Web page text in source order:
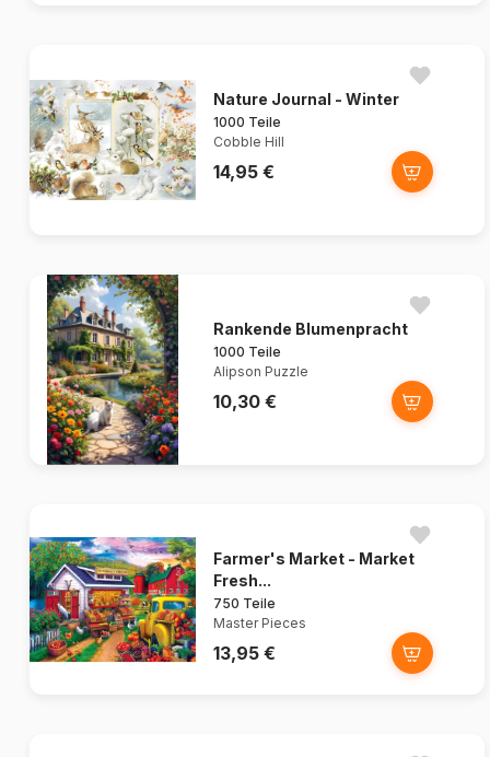
Nature Journal - Winter
1000 Teile
Cobble Hill
14,95 €
Rankende Blumenpracht
1000 Teile
Alipson Puzzle
10,30 €
Farmer's Market - Market
Fresh...
750 Teile
Master Pieces
13,95 €